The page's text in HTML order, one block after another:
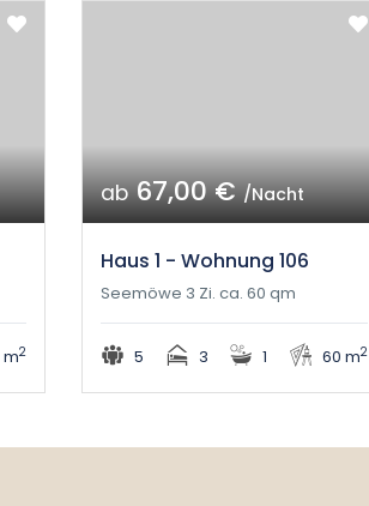
m2
ab67,00 €/Nacht
Haus 1 - Wohnung 106
Seemöwe 3 Zi. ca. 60 qm
5 3 1 60 m2